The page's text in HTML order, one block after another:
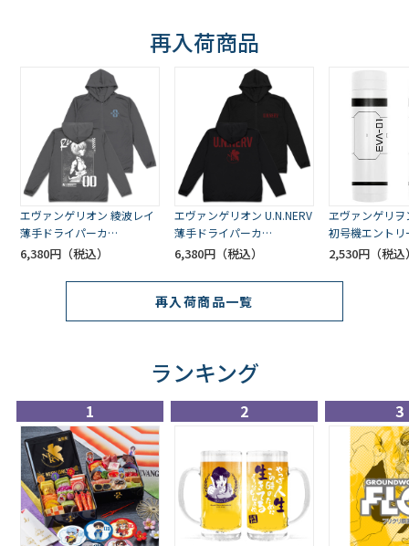
WILLEマーク・KREDITマーク
再入荷商品
エヴァンゲリオン 綾波レイ
薄手ドライパーカ
ー/GRAY（COSPA）
6,380円
エヴァンゲリオン U.N.NERV
薄手ドライパーカ
ー/BLACK（COSPA）
6,380円
ヱヴァンゲリ
初号機エント
ーモボトル
2,530円
再入荷商品一覧
ランキング